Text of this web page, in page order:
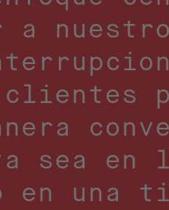
a
sea en
una